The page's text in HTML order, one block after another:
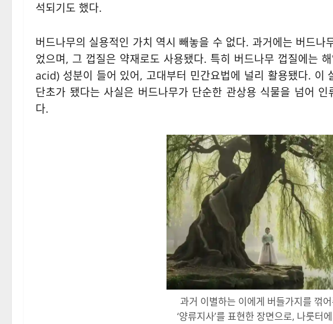
석되기도 했다.
버드나무의 실용적인 가치 역시 빼놓을 수 없다. 과거에는 버드나
었으며, 그 껍질은 약재로도 사용됐다. 특히 버드나무 껍질에는
acid) 성분이 들어 있어, 고대부터 민간요법에 널리 활용됐다. 이
단초가 됐다는 사실은 버드나무가 단순한 관상용 식물을 넘어
다.
과거 이별하는 이에게 버들가지를 꺾
‘양류지사’를 표현한 장면으로, 나룻터